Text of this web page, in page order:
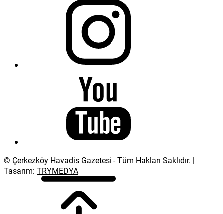
© Çerkezköy Havadis Gazetesi - Tüm Hakları Saklıdır. |
Tasarım: TRYMEDYA